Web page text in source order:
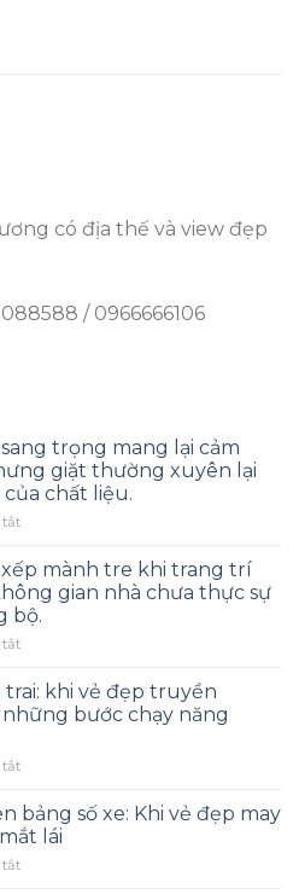
có địa thế và view đẹp
/ 0966666106
trọng mang lại cảm
giặt thường xuyên lại
của chất liệu.
tắtở
gối
phục
sinh
sang
trọng
lại
cảm
giác
mại,
giặt
thường
xuyên
lại
xếp mành tre khi trang trí
gian nhà chưa thực sự
bộ.
tắtở
qua
cách
sắp
mành
khi
trang
trí
Tết
trai: khi vẻ đẹp truyền
bước chạy năng
tắtở
dài
tết
cho
bé
bảng số xe: Khi vẻ đẹp may
lái
tắtở